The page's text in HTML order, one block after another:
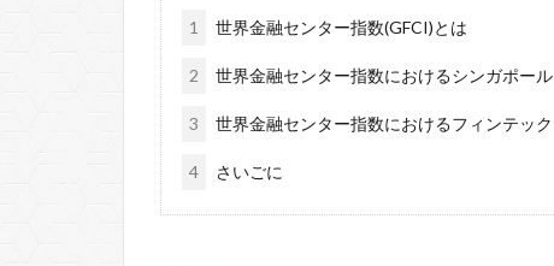
1 世界金融センター指数(GFCI)とは
2 世界金融センター指数におけるシンガポール
3 世界金融センター指数におけるフィンテック
4 さいごに